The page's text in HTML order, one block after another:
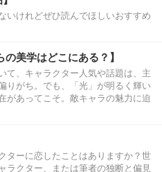
いけれどぜひ読んでほしいおすすめ
の美学はどこにある？】
て、キャラクター人気や話題は、主
りがち。でも、「光」が明るく輝い
があってこそ。敵キャラの魅力に迫
ターに恋したことはありますか？世
ラクター、または筆者の独断と偏見